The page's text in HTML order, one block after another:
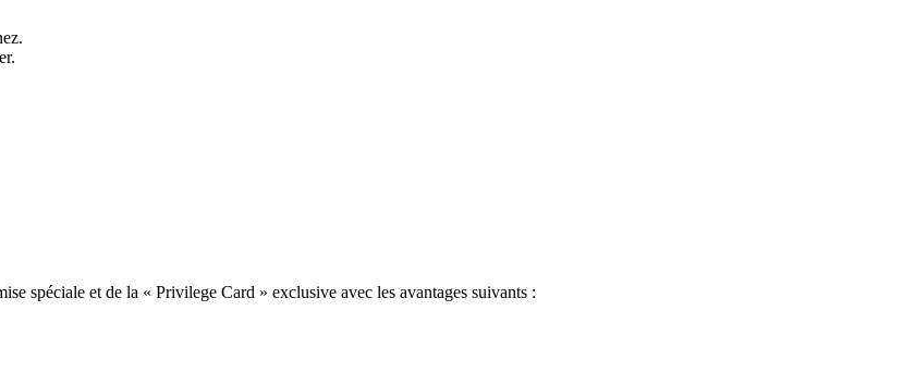
spéciale et de la « Privilege Card » exclusive avec les avantages suivants :